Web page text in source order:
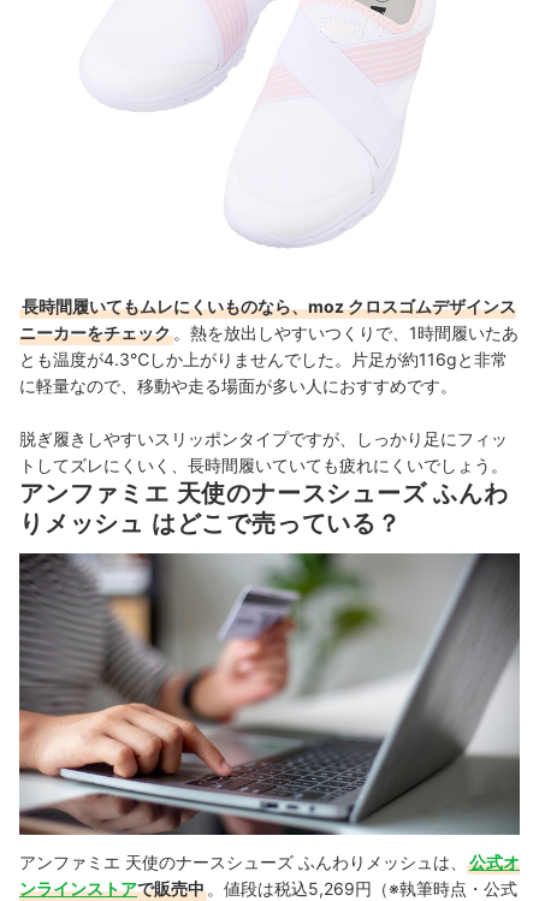
長時間履いてもムレにくいものなら、moz クロスゴムデザインス
ニーカーをチェック 。熱を放出しやすいつくりで、1時間履いたあ
とも温度が4.3℃しか上がりませんでした。
片足が約116gと非常
に軽量なので、移動や走る場面が多い人におすすめです。
脱ぎ履きしやすいスリッポンタイプですが、しっかり足にフィッ
トしてズレにくいく、長時間履いていても疲れにくいでしょう。
アンファミエ 天使のナースシューズ ふんわ
りメッシュ はどこで売っている？
アンファミエ 天使のナースシューズ ふんわりメッシュは、
公式オ
ンラインストアで販売中 。値段は税込5,269円（※執筆時点・公式